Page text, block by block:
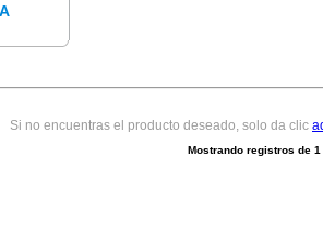
Si no encuentras el producto deseado, solo da clic
Mostrando registros de 1